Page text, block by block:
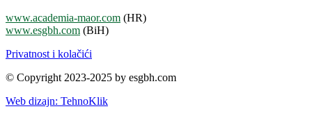
www.academia-maor.com (HR)
www.esgbh.com (BiH)
Privatnost i kolačići
© Copyright 2023-2025 by esgbh.com
Web dizajn: TehnoKlik